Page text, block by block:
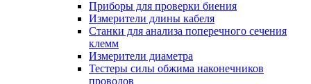
Приборы для проверки биения
Измерители длины кабеля
Станки для анализа поперечного сечения
клемм
Измерители диаметра
Тестеры силы обжима наконечников
проводов